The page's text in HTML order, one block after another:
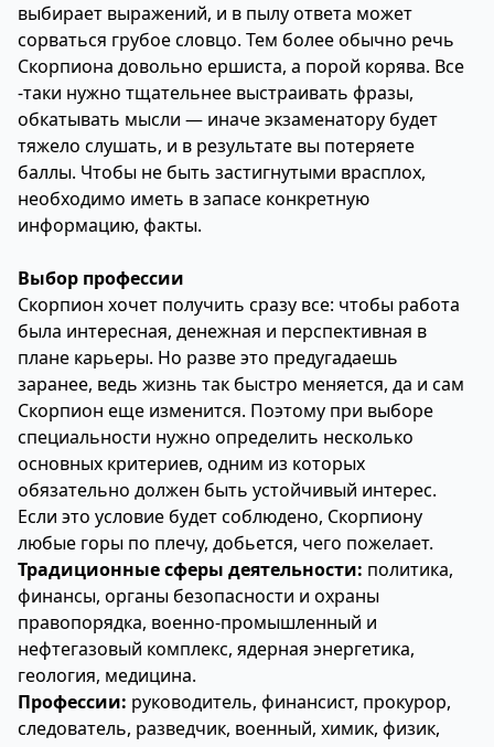
выбирает выражений, и в пылу ответа может
сорваться грубое словцо. Тем более обычно речь
Скорпиона довольно ершиста, а порой корява. Все
-таки нужно тщательнее выстраивать фразы,
обкатывать мысли — иначе экзаменатору будет
тяжело слушать, и в результате вы потеряете
баллы. Чтобы не быть застигнутыми врасплох,
необходимо иметь в запасе конкретную
информацию, факты.
Выбор профессии
Скорпион хочет получить сразу все: чтобы работа
была интересная, денежная и перспективная в
плане карьеры. Но разве это предугадаешь
заранее, ведь жизнь так быстро меняется, да и сам
Скорпион еще изменится. Поэтому при выборе
специальности нужно определить несколько
основных критериев, одним из которых
обязательно должен быть устойчивый интерес.
Если это условие будет соблюдено, Скорпиону
любые горы по плечу, добьется, чего пожелает.
Традиционные сферы деятельности: политика,
финансы, органы безопасности и охраны
правопорядка, военно-промышленный и
нефтегазовый комплекс, ядерная энергетика,
геология, медицина.
Профессии: руководитель, финансист, прокурор,
следователь, разведчик, военный, химик, физик,